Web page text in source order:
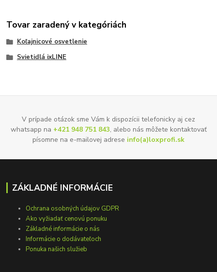
Tovar zaradený v kategóriách
Koľajnicové osvetlenie
Svietidlá ixLINE
V prípade otázok sme Vám k dispozícii telefonicky aj cez
whatsapp na +421 948 751 843, alebo nás môžete kontaktovať
písomne na e-mailovej adrese info(a)loxprofi.sk
ZÁKLADNÉ INFORMÁCIE
Ochrana osobných údajov GDPR
Ako vyžiadať cenovú ponuku
Základné informácie o nás
Informácie o dodávateľoch
Ponuka našich služieb